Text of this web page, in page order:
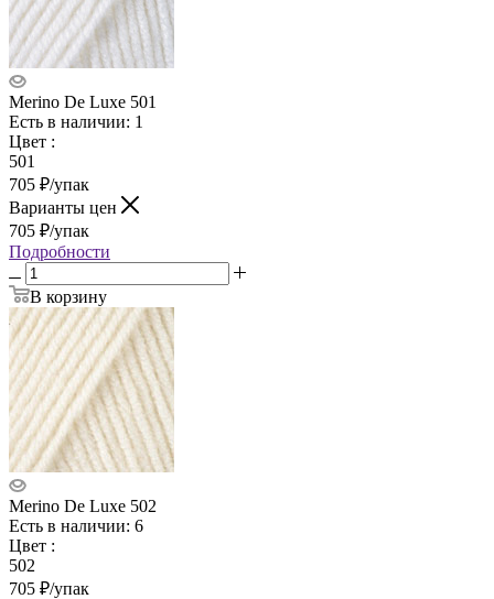
Merino De Luxe 501
Есть в наличии: 1
Цвет :
501
705 ₽/упак
Варианты цен
705 ₽/упак
Подробности
В корзину
Merino De Luxe 502
Есть в наличии: 6
Цвет :
502
705 ₽/упак